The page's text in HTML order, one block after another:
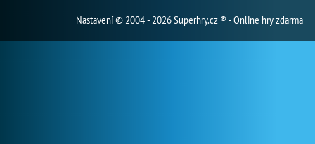
Nastavení© 2004 - 2026 Superhry.cz ® - Online hry zdarma